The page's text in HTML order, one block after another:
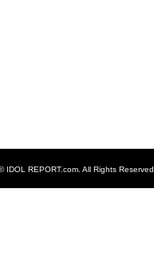
IDOL REPORT.com. All Rights Reserved.